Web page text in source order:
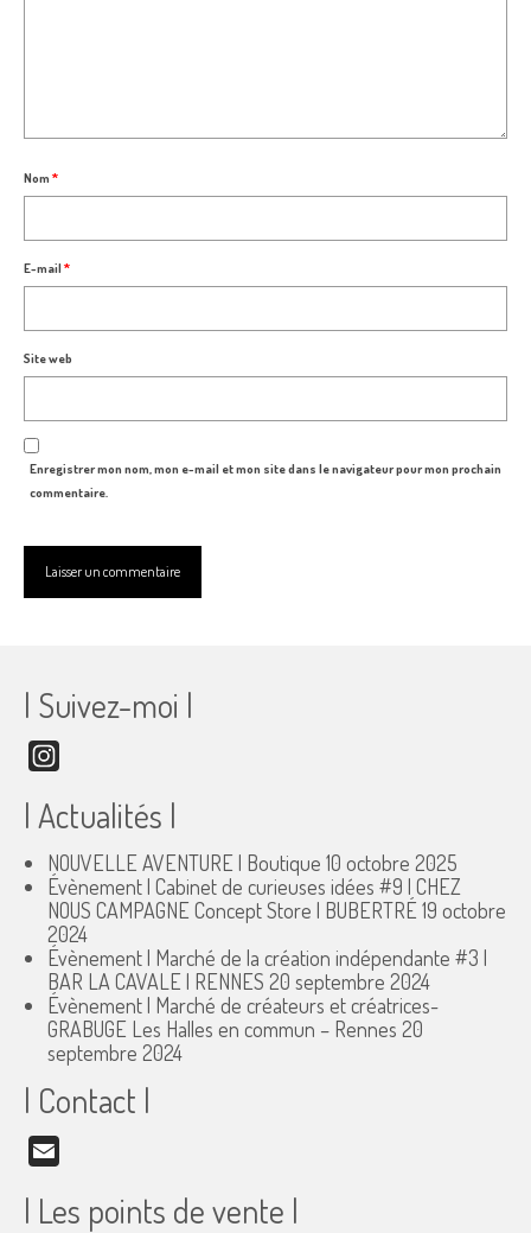
Nom *
E-mail*
Site web
Enregistrer mon nom, mon e-mail et mon site dans le navigateur pour mon prochain
commentaire.
| Suivez-moi |
| Actualités |
NOUVELLE AVENTURE | Boutique 10 octobre 2025
Évènement | Cabinet de curieuses idées #9 | CHEZ
NOUS CAMPAGNE Concept Store | BUBERTRÉ 19 octobre
2024
Évènement | Marché de la création indépendante #3 |
BAR LA CAVALE | RENNES 20 septembre 2024
Évènement | Marché de créateurs et créatrices-
GRABUGE Les Halles en commun – Rennes 20
septembre 2024
| Contact |
| Les points de vente |